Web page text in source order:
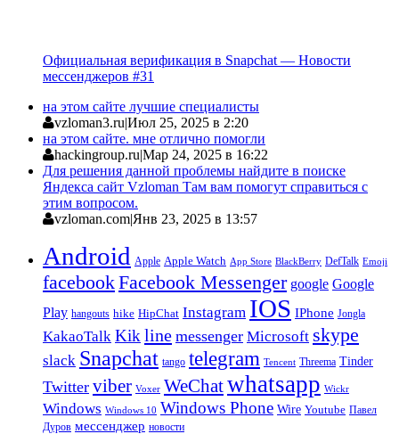
Официальная верификация в Snapchat — Новости
мессенджеров #31
на этом сайте лучшие специалисты
vzloman3.ru|Июл 25, 2025 в 2:20
на этом сайте. мне отлично помогли
hackingroup.ru|Мар 24, 2025 в 16:22
Для решения данной проблемы найдите в поиске
Яндекса сайт Vzloman Там вам помогут справиться с
этим вопросом.
vzloman.com|Янв 23, 2025 в 13:57
Android Apple Apple Watch App Store BlackBerry DefTalk Emoji
facebookFacebook Messenger google Google
Play hangouts hike HipChat Instagram IOS IPhone Jongla
KakaoTalk Kik line messenger Microsoft skype
slack Snapchat tango telegram Tencent Threema Tinder
Twitter viber Voxer WeChatwhatsapp Wickr
Windows Windows 10 Windows Phone Wire Youtube Павел
Дуров мессенджер новости